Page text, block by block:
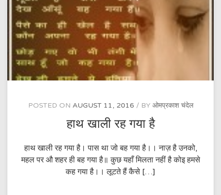
POSTED ON AUGUST 11, 2016 BY ओमप्रकाश चंदेल
हाथ खाली रह गया है
हाथ खाली रह गया है। पास था जो बह गया है।। नाज़ है उनको,
महल पर औ शहर ही बह गया है॥ कुछ यहाँ मिलता नहीं है कोइ हमसे
कह गया है।। लूटते हैं कैसे […]